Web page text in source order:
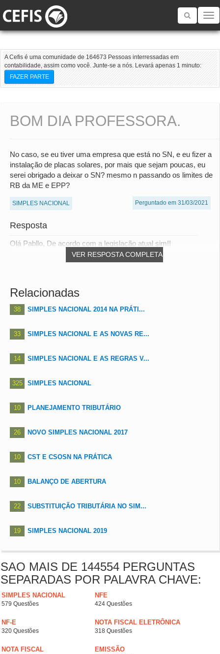
Toggle
A Cefis é uma comunidade de 164673 Pessoas interressadas em
contabilidade, assim como você. Junte-se a nós. Levará apenas 1 minuto:
FAZER PARTE
BOM DIA PROFESSORA.
No caso, se eu tiver uma empresa que está no SN, e eu fizer a
instalação de placas solares, por mais que sejam poucas, eu
serei obrigado a deixar o SN? mesmo n passando os limites de
RB da ME e EPP?
SIMPLES NACIONAL Perguntado em 31/03/2021
Resposta
VER RESPOSTA COMPLETA
Olá Pabllo, De acordo com a legislação atual sim!!
Relacionadas
38 SIMPLES NACIONAL 2014 NA PRÁTI...
33 SIMPLES NACIONAL E AS NOVAS RE...
14 SIMPLES NACIONAL E AS REGRAS V...
325 SIMPLES NACIONAL
10 PLANEJAMENTO TRIBUTÁRIO
26 NOVO SIMPLES NACIONAL 2017
10 CST E CSOSN NA PRÁTICA
10 BALANÇO DE ABERTURA
22 SUBSTITUIÇÃO TRIBUTÁRIA NO SIM...
19 SIMPLES NACIONAL 2019
SAO MAIS DE 144554 PERGUNTAS
SEPARADAS POR PALAVRA CHAVE:
SIMPLES NACIONAL
579 Questões
NFE
424 Questões
NF-E
320 Questões
NOTA FISCAL ELETRÔNICA
318 Questões
NOTA FISCAL EMISSÃO